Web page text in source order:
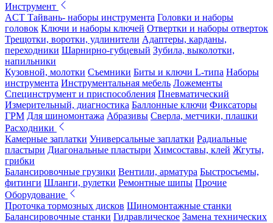
Инструмент
ACT Тайвань- наборы инструмента Головки и наборы
головок Ключи и наборы ключей Отвертки и наборы отверток
Трещотки, воротки, удлинители Адаптеры, карданы,
переходники Шарнирно-губцевый Зубила, выколотки,
напильники
Кузовной, молотки Съемники Биты и ключи L-типа Наборы
инструмента Инструментальная мебель Ложементы
Специнструмент и приспособления Пневматический
Измерительный, диагностика Баллонные ключи Фиксаторы
ГРМ Для шиномонтажа Абразивы Сверла, метчики, плашки
Расходники
Камерные заплатки Универсальные заплатки Радиальные
пластыри Диагональные пластыри Химсоставы, клей Жгуты,
грибки
Балансировочные грузики Вентили, арматура Быстросъемы,
фитинги Шланги, рулетки Ремонтные шипы Прочие
Оборудование
Проточка тормозных дисков Шиномонтажные станки
Балансировочные станки Гидравлическое Замена технических